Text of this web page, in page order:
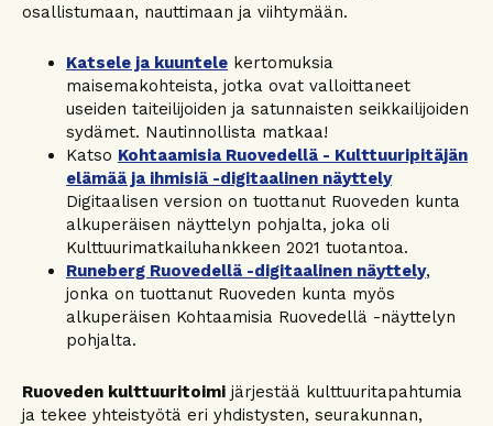
osallistumaan, nauttimaan ja viihtymään.
Katsele ja kuuntele kertomuksia
maisemakohteista, jotka ovat valloittaneet
useiden taiteilijoiden ja satunnaisten seikkailijoiden
sydämet. Nautinnollista matkaa!
Katso Kohtaamisia Ruovedellä - Kulttuuripitäjän
elämää ja ihmisiä -digitaalinen näyttely
Digitaalisen version on tuottanut Ruoveden kunta
alkuperäisen näyttelyn pohjalta, joka oli
Kulttuurimatkailuhankkeen 2021 tuotantoa.
Runeberg Ruovedellä -digitaalinen näyttely,
jonka on tuottanut Ruoveden kunta myös
alkuperäisen Kohtaamisia Ruovedellä -näyttelyn
pohjalta.
Ruoveden kulttuuritoimi järjestää kulttuuritapahtumia
ja tekee yhteistyötä eri yhdistysten, seurakunnan,